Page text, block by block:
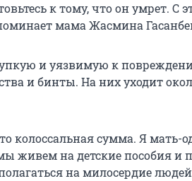
к тому, что он умрет.
мама Жасмина
и уязвимую к
и бинты. На них уходит
колоссальная сумма. Я мать-
живем на детские пособия и
на милосердие